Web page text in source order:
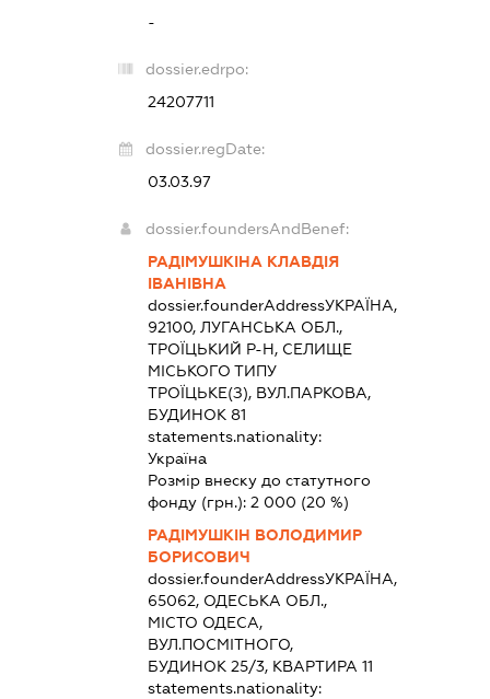
-
dossier.edrpo:
24207711
dossier.regDate:
03.03.97
dossier.foundersAndBenef:
РАДІМУШКІНА КЛАВДІЯ
ІВАНІВНА
dossier.founderAddressУКРАЇНА,
92100, ЛУГАНСЬКА ОБЛ.,
ТРОЇЦЬКИЙ Р-Н, СЕЛИЩЕ
МІСЬКОГО ТИПУ
ТРОЇЦЬКЕ(З), ВУЛ.ПАРКОВА,
БУДИНОК 81
statements.nationality:
Україна
Розмір внеску до статутного
фонду (грн.): 2 000 (20 %)
РАДІМУШКІН ВОЛОДИМИР
БОРИСОВИЧ
dossier.founderAddressУКРАЇНА,
65062, ОДЕСЬКА ОБЛ.,
МІСТО ОДЕСА,
ВУЛ.ПОСМІТНОГО,
БУДИНОК 25/3, КВАРТИРА 11
statements.nationality: